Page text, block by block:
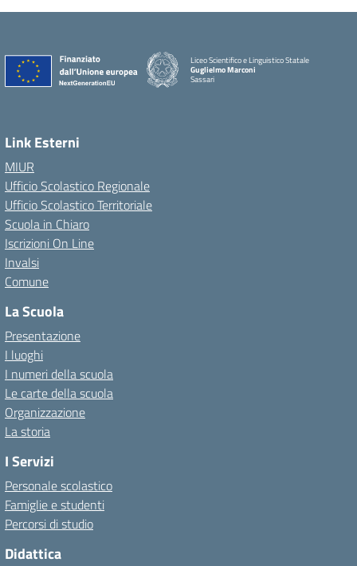
Liceo Scientifico e Linguistico Statale
Guglielmo Marconi
Sassari
Link Esterni
MIUR
Ufficio Scolastico Regionale
Ufficio Scolastico Territoriale
Scuola in Chiaro
Iscrizioni On Line
Invalsi
Comune
La Scuola
Presentazione
I luoghi
I numeri della scuola
Le carte della scuola
Organizzazione
La storia
I Servizi
Personale scolastico
Famiglie e studenti
Percorsi di studio
Didattica